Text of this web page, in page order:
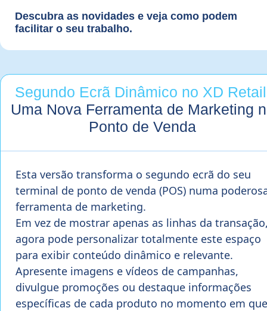
Descubra as novidades e veja como podem
facilitar o seu trabalho.
Segundo Ecrã Dinâmico no XD
Uma Nova Ferramenta de Marketing
Ponto de Venda
Esta versão transforma o segundo ecrã do seu
terminal de ponto de venda (POS) numa
ferramenta de marketing.
Em vez de mostrar apenas as linhas da
agora pode personalizar totalmente este espaço
para exibir conteúdo dinâmico e relevante.
Apresente imagens e vídeos de campanhas,
divulgue promoções ou destaque informações
específicas de cada produto no momento em que